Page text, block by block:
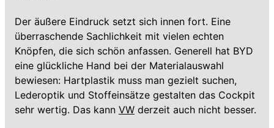
Der äußere Eindruck setzt sich innen fort. Eine
überraschende Sachlichkeit mit vielen echten
Knöpfen, die sich schön anfassen. Generell hat BYD
eine glückliche Hand bei der Materialauswahl
bewiesen: Hartplastik muss man gezielt suchen,
Lederoptik und Stoffeinsätze gestalten das Cockpit
sehr wertig. Das kann VW derzeit auch nicht besser.